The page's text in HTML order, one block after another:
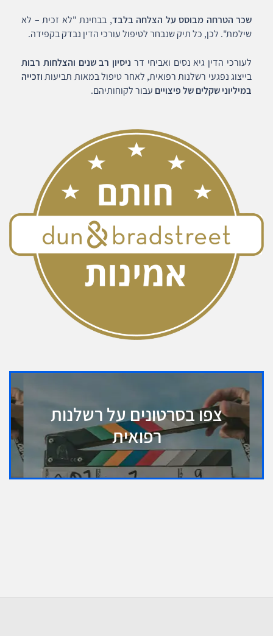
שכר הטרחה מבוסס על הצלחה בלבד, בבחינת "לא זכית – לא
שילמת". לכן, כל תיק שנבחר לטיפול עורכי הדין נבדק בקפידה.
לעורכי הדין גיא נסים ואביחי דר ניסיון רב שנים והצלחות רבות
בייצוג נפגעי רשלנות רפואית, לאחר טיפול במאות תביעותוזכייה
במיליוני שקלים של פיצויים עבור לקוחותיהם.
צפו בסרטונים על רשלנות
רפואית